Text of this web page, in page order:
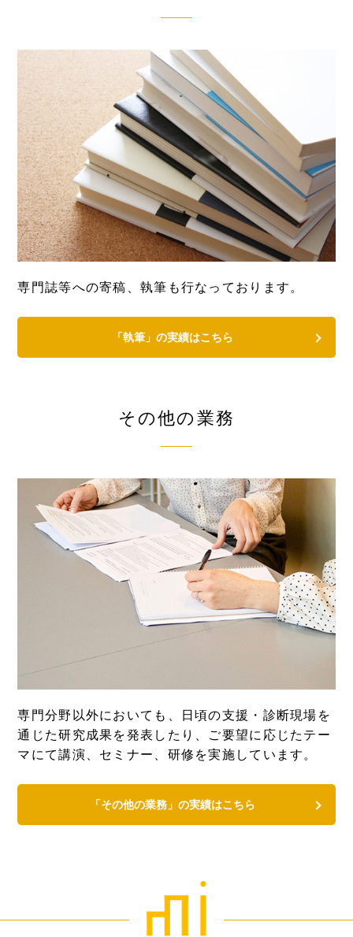
専門誌等への寄稿、執筆も行なっております。
「執筆」の実績はこちら
その他の業務
専門分野以外においても、日頃の支援・診断現場を
通じた研究成果を発表したり、ご要望に応じたテー
マにて講演、セミナー、研修を実施しています。
「その他の業務」の実績はこちら